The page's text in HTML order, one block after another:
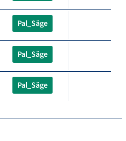
Pal_Säge
Pal_Säge
Pal_Säge